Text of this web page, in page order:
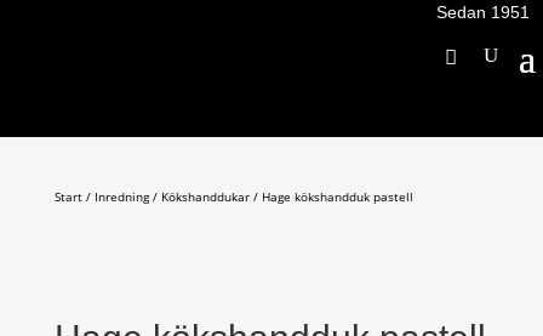
Sedan 1951
Start/ Inredning/ Kökshanddukar/ Hage kökshandduk pastell